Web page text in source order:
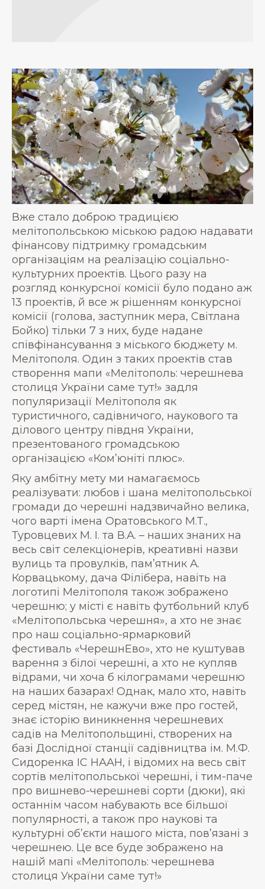
Вже стало доброю традицією
мелітопольською міською радою надавати
фінансову підтримку громадським
організаціям на реалізацію соціально-
культурних проектів. Цього разу на
розгляд конкурсної комісії було подано аж
13 проектів, й все ж рішенням конкурсної
комісії (голова, заступник мера, Світлана
Бойко) тільки 7 з них, буде надане
співфінансування з міського бюджету м.
Мелітополя. Один з таких проектів став
створення мапи «Мелітополь: черешнева
столиця України саме тут!» задля
популяризації Мелітополя як
туристичного, садівничого, наукового та
ділового центру півдня України,
презентованого громадською
організацією «Комʼюніті плюс».
Яку амбітну мету ми намагаємось
реалізувати: любов і шана мелітопольської
громади до черешні надзвичайно велика,
чого варті імена Оратовського М.Т.,
Туровцевих М. І. та В.А. – наших знаних на
весь світ селекціонерів, креативні назви
вулиць та провулків, пам’ятник А.
Корвацькому, дача Філібера, навіть на
логотипі Мелітополя також зображено
черешню; у місті є навіть футбольний клуб
«Мелітопольська черешня», а хто не знає
про наш соціально-ярмарковий
фестиваль «ЧерешнЕво», хто не куштував
варення з білої черешні, а хто не купляв
відрами, чи хоча б кілограмами черешню
на наших базарах! Однак, мало хто, навіть
серед містян, не кажучи вже про гостей,
знає історію виникнення черешневих
садів на Мелітопольщині, створених на
базі Дослідної станції садівництва ім. М.Ф.
Сидоренка ІС НААН, і відомих на весь світ
сортів мелітопольської черешні, і тим-паче
про вишнево-черешневі сорти (дюки), які
останнім часом набувають все більшої
популярності, а також про наукові та
культурні об’єкти нашого міста, пов’язані з
черешнею. Це все буде зображено на
нашій мапі «Мелітополь: черешнева
столиця України саме тут!»